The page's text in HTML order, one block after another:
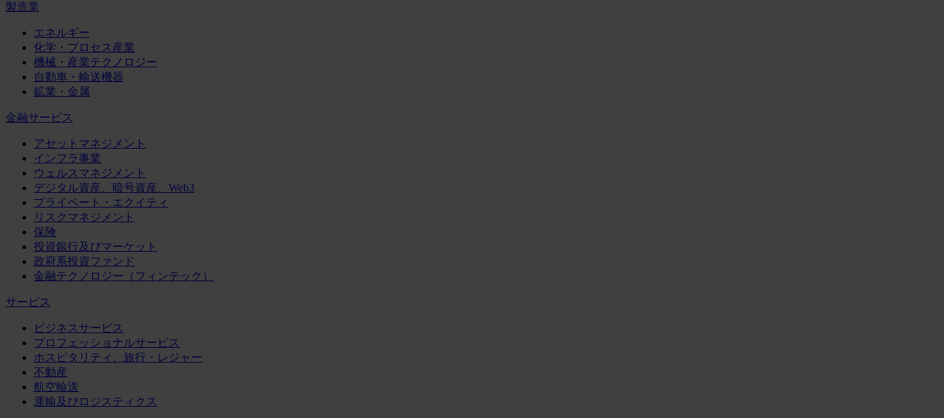
製造業
エネルギー
化学・プロセス産業
機械・産業テクノロジー
自動車・輸送機器
鉱業・金属
金融サービス
アセットマネジメント
インフラ事業
ウェルスマネジメント
デジタル資産、暗号資産、Web3
プライベート・エクイティ
リスクマネジメント
保険
投資銀行及びマーケット
政府系投資ファンド
金融テクノロジー（フィンテック）
サービス
ビジネスサービス
プロフェッショナルサービス
ホスピタリティ、旅行・レジャー
不動産
航空輸送
運輸及びロジスティクス